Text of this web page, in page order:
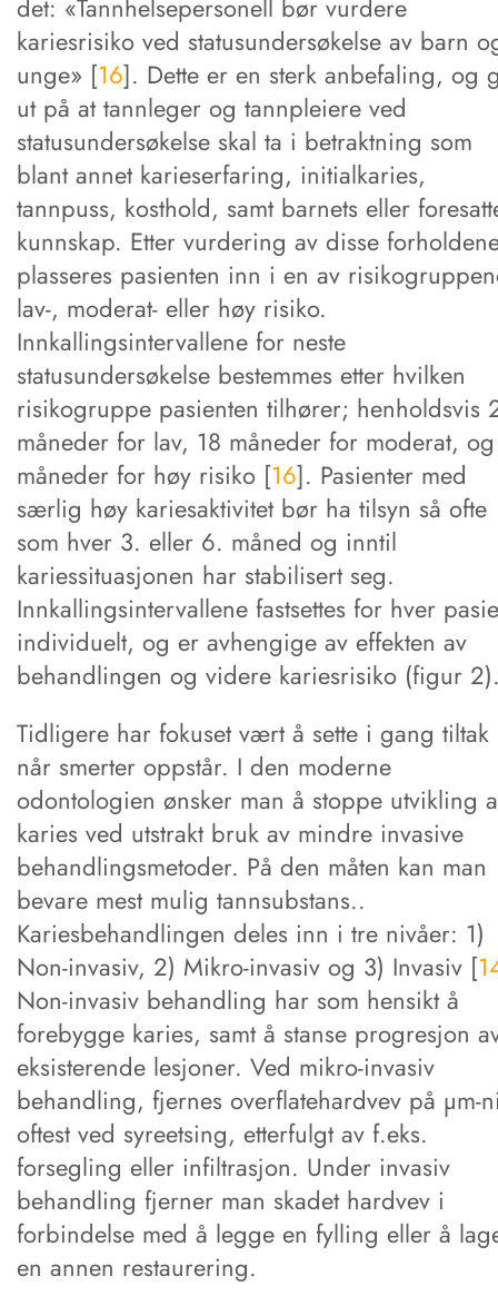
det: «Tannhelsepersonell bør vurdere
kariesrisiko ved statusundersøkelse av barn
unge» [16]. Dette er en sterk anbefaling, og
ut på at tannleger og tannpleiere ved
statusundersøkelse skal ta i betraktning som
blant annet karieserfaring, initialkaries,
tannpuss, kosthold, samt barnets eller
kunnskap. Etter vurdering av disse
plasseres pasienten inn i en av
lav-, moderat- eller høy risiko.
Innkallingsintervallene for neste
statusundersøkelse bestemmes etter hvilken
risikogruppe pasienten tilhører; henholdsvis
måneder for lav, 18 måneder for moderat,
måneder for høy risiko [16]. Pasienter med
særlig høy kariesaktivitet bør ha tilsyn så ofte
som hver 3. eller 6. måned og inntil
kariessituasjonen har stabilisert seg.
Innkallingsintervallene fastsettes for hver
individuelt, og er avhengige av effekten av
behandlingen og videre kariesrisiko (figur
Tidligere har fokuset vært å sette i gang tiltak
når smerter oppstår. I den moderne
odontologien ønsker man å stoppe utvikling
karies ved utstrakt bruk av mindre invasive
behandlingsmetoder. På den måten kan man
bevare mest mulig tannsubstans..
Kariesbehandlingen deles inn i tre nivåer: 1)
Non-invasiv, 2) Mikro-invasiv og 3) Invasiv [
Non-invasiv behandling har som hensikt å
forebygge karies, samt å stanse progresjon
eksisterende lesjoner. Ved mikro-invasiv
behandling, fjernes overflatehardvev på μm-
oftest ved syreetsing, etterfulgt av f.eks.
forsegling eller infiltrasjon. Under invasiv
behandling fjerner man skadet hardvev i
forbindelse med å legge en fylling eller å
en annen restaurering.